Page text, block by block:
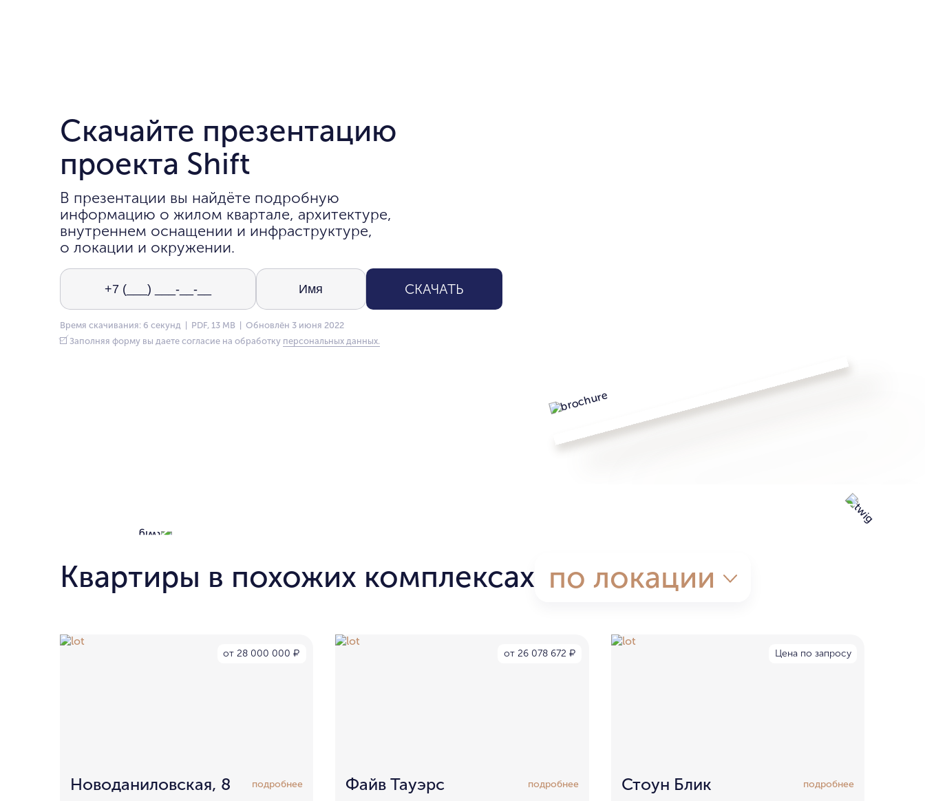
Скачайте презентацию
проекта Shift
В презентации вы найдёте подробную
информацию о жилом квартале, архитектуре,
внутреннем оснащении и инфраструктуре,
о локации и окружении.
СКАЧАТЬ
Время скачивания: 6 секунд | PDF, 13 MB | Обновлён 3 июня 2022
Заполняя форму вы даете согласие на обработку персональных данных.
Квартиры в похожих комплексах по локации
от 28 000 000₽
Новоданиловская, 8 подробнее
от 26 078 672 ₽
Файв Тауэрс подробнее
Цена по запросу
Стоун Блик подробнее